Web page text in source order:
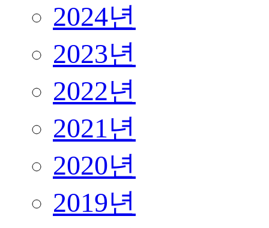
2024년
2023년
2022년
2021년
2020년
2019년